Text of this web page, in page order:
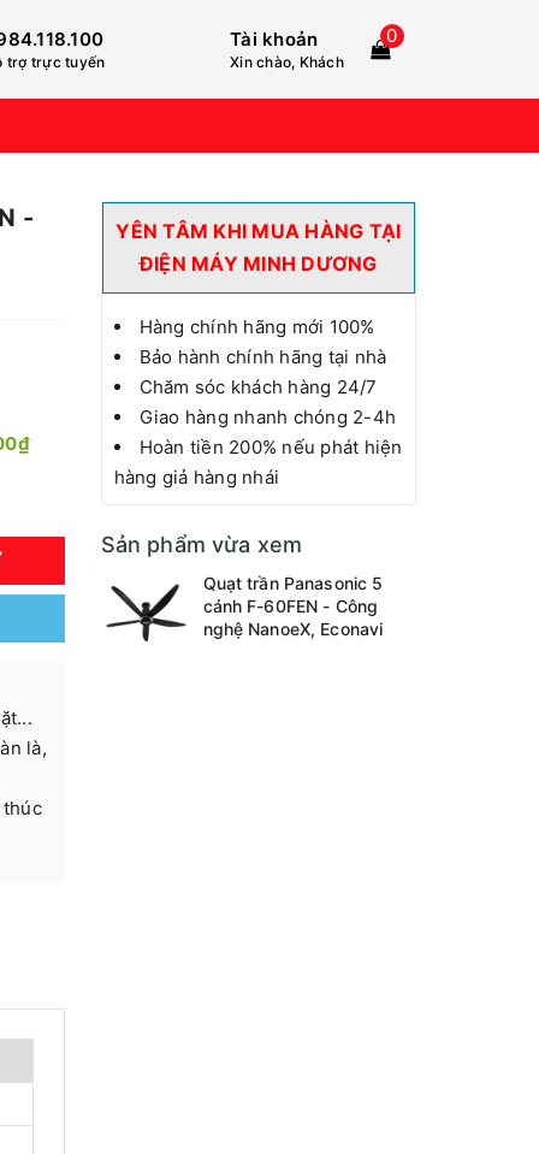
trợ trực tuyến
Tài khoản
Xin chào, Khách
0
-
là,
thúc
YÊN TÂM KHI MUA HÀNG TẠI
ĐIỆN MÁY MINH DƯƠNG
Hàng chính hãng mới 100%
Bảo hành chính hãng tại nhà
Chăm sóc khách hàng 24/7
Giao hàng nhanh chóng 2-4h
Hoàn tiền 200% nếu phát hiện
hàng giả hàng nhái
Sản phẩm vừa xem
Quạt trần Panasonic 5
cánh F-60FEN - Công
nghệ NanoeX, Econavi